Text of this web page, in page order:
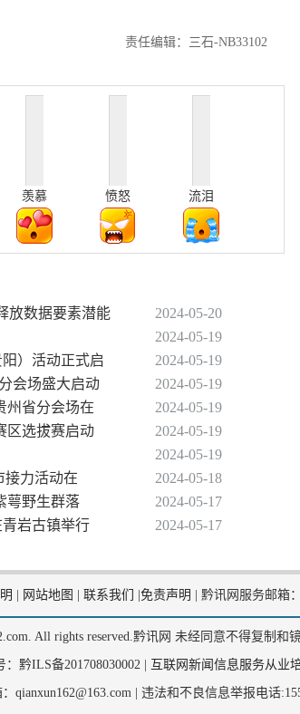
责任编辑：三石-NB33102
羡慕 愤怒 流泪
放数据要素潜能
2024-05-20
2024-05-19
阳）活动正式启
2024-05-19
会场盛大启动
2024-05-19
州省分会场在
2024-05-19
区选拔赛启动
2024-05-19
2024-05-19
接力活动在
2024-05-18
萼野生群落
2024-05-17
青岩古镇举行
2024-05-17
网站地图 联系我们 免责声明 黔讯网服务邮箱
All rights reserved.黔讯网 未经同意不得复制和
黔ILS备201708030002 | 互联网新闻信息服务从业
qianxun162@163.com | 违法和不良信息举报电话